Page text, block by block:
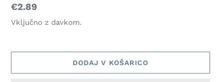
Redna
cena
€2.89
Vključno z davkom.
DODAJ V KOŠARICO